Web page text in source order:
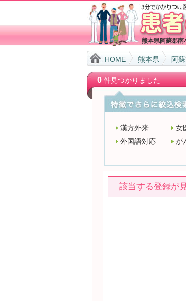
熊本県阿蘇郡南
HOME 熊本県 阿
0件見つかりました
漢方外来 女
外国語対応
が
該当する登録が